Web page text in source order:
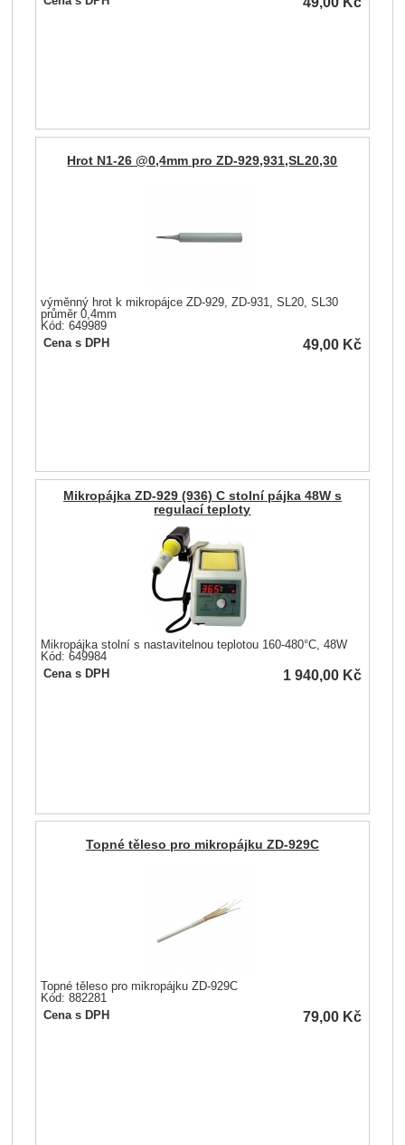
Hrot N1-26 @0,4mm pro ZD-929,931,SL20,30
výměnný hrot k mikropájce ZD-929, ZD-931, SL20, SL30
průměr 0,4mm
Kód: 649989
Cena s DPH
49,00 Kč
Mikropájka ZD-929 (936) C stolní pájka 48W s
regulací teploty
Mikropájka stolní s nastavitelnou teplotou 160-480°C, 48W
Kód: 649984
Cena s DPH
1 940,00 Kč
Topné těleso pro mikropájku ZD-929C
Topné těleso pro mikropájku ZD-929C
Kód: 882281
Cena s DPH
79,00 Kč